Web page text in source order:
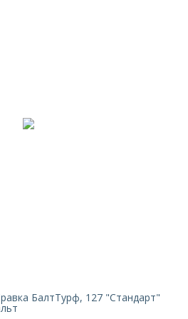
БалтТурф, 127 "Стандарт"